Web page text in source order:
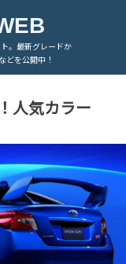
。最新グレードか
どを公開中！
人気カラー